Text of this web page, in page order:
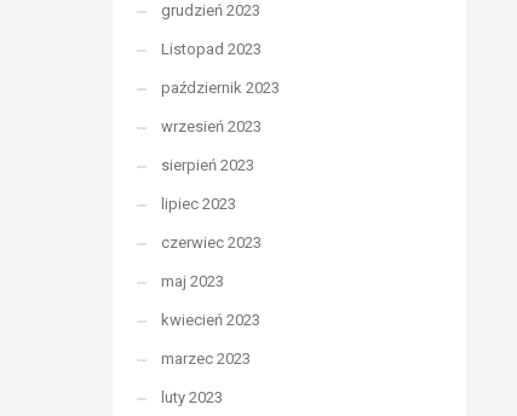
grudzień 2023
Listopad 2023
październik 2023
wrzesień 2023
sierpień 2023
lipiec 2023
czerwiec 2023
maj 2023
kwiecień 2023
marzec 2023
luty 2023